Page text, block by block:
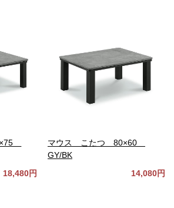
18,480円
マウス こたつ 80×60
GY/BK
14,080円